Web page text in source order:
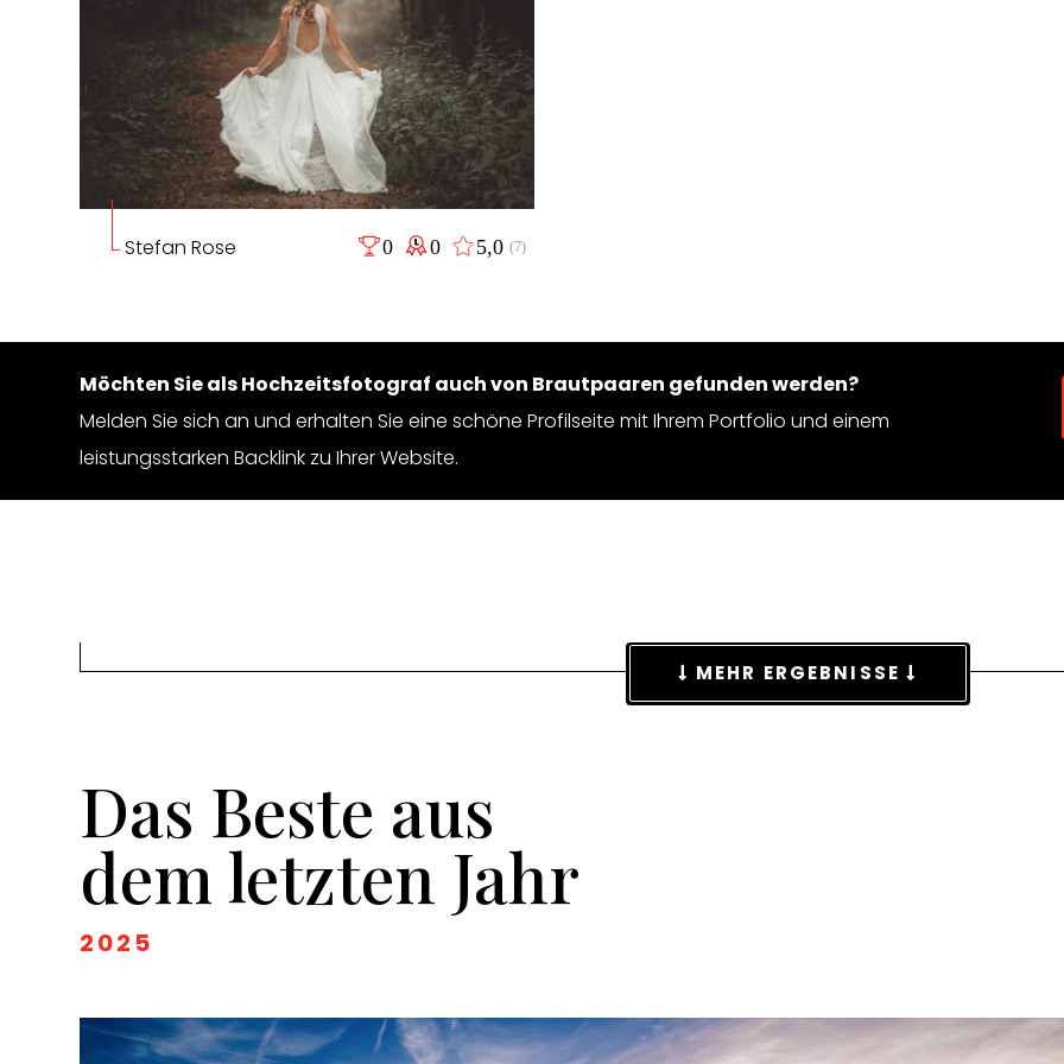
Stefan Rose 0 0 5,0(7)
Möchten Sie als Hochzeitsfotograf auch von Brautpaaren gefunden werden?
Melden Sie sich an und erhalten Sie eine schöne Profilseite mit Ihrem Portfolio und einem
leistungsstarken Backlink zu Ihrer Website.
MEHR ERGEBNISSE
Das Beste aus
dem letzten Jahr
2025